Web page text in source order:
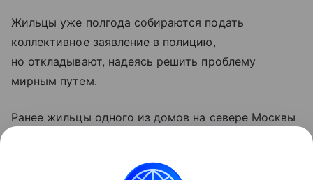
Жильцы уже полгода собираются подать
коллективное заявление в полицию,
но откладывают, надеясь решить проблему
мирным путем.
Ранее жильцы одного из домов на севере Москвы